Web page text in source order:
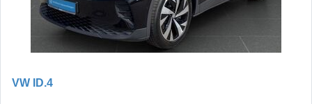
VW ID.4